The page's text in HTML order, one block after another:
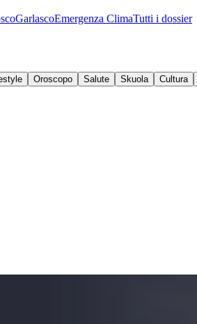
GarlascoEmergenza ClimaTutti i dossier
Oroscopo Salute Skuola Cultura